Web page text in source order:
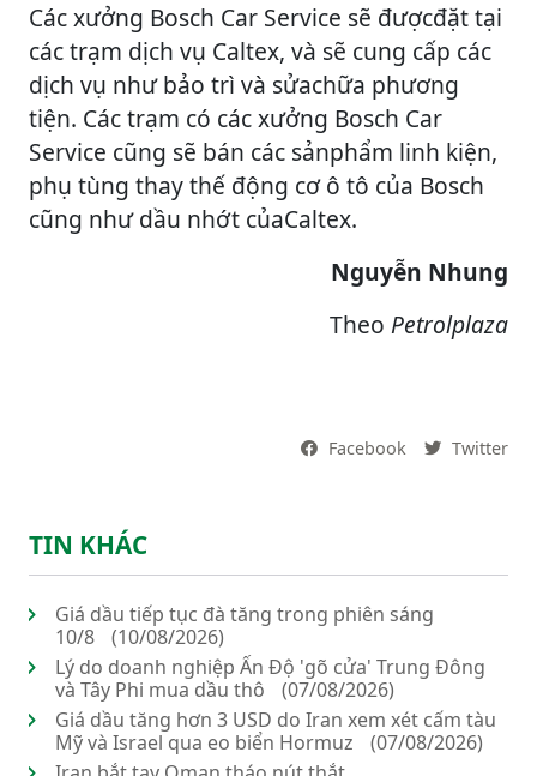
Các xưởng Bosch Car Service sẽ đượcđặt tại
các trạm dịch vụ Caltex, và sẽ cung cấp các
dịch vụ như bảo trì và sửachữa phương
tiện. Các trạm có các xưởng Bosch Car
Service cũng sẽ bán các sảnphẩm linh kiện,
phụ tùng thay thế động cơ ô tô của Bosch
cũng như dầu nhớt củaCaltex.
Nguyễn Nhung
Theo Petrolplaza
Facebook Twitter
TIN KHÁC
Giá dầu tiếp tục đà tăng trong phiên sáng
10/8
(10/08/2026)
Lý do doanh nghiệp Ấn Độ 'gõ cửa' Trung Đông
và Tây Phi mua dầu thô
(07/08/2026)
Giá dầu tăng hơn 3 USD do Iran xem xét cấm tàu
Mỹ và Israel qua eo biển Hormuz
(07/08/2026)